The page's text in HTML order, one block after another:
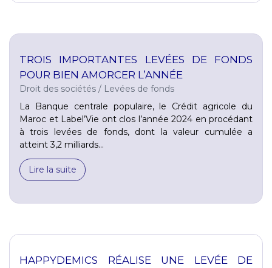
TROIS IMPORTANTES LEVÉES DE FONDS
POUR BIEN AMORCER L’ANNÉE
Droit des sociétés / Levées de fonds
La Banque centrale populaire, le Crédit agricole du
Maroc et Label’Vie ont clos l’année 2024 en procédant
à trois levées de fonds, dont la valeur cumulée a
atteint 3,2 milliards...
Lire la suite
HAPPYDEMICS RÉALISE UNE LEVÉE DE